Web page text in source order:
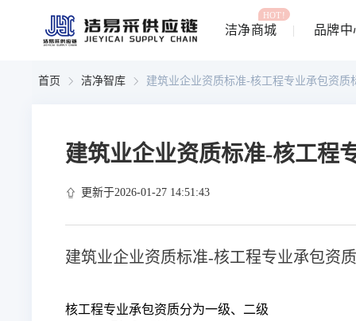
洁净商城
HOT!
品牌中
首页 洁净智库 建筑业企业资质标准-核工程专业承包资质
建筑业企业资质标准-核工程
更新于2026-01-27 14:51:43
建筑业企业资质标准-核工程专业承包资
核工程专业承包资质分为一级、二级